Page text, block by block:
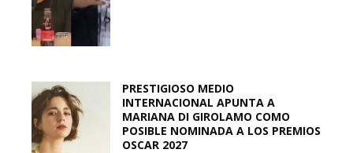
PRESTIGIOSO MEDIO
INTERNACIONAL APUNTA A
MARIANA DI GIROLAMO COMO
POSIBLE NOMINADA A LOS PREMIOS
OSCAR 2027